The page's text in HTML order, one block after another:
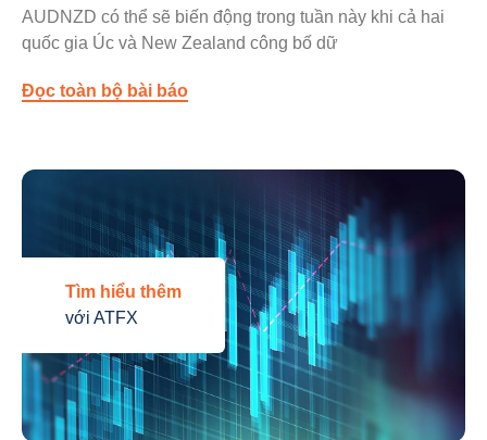
AUDNZD có thể sẽ biến động trong tuần này khi cả hai
quốc gia Úc và New Zealand công bố dữ
Đọc toàn bộ bài báo
Tìm hiểu thêm
với ATFX